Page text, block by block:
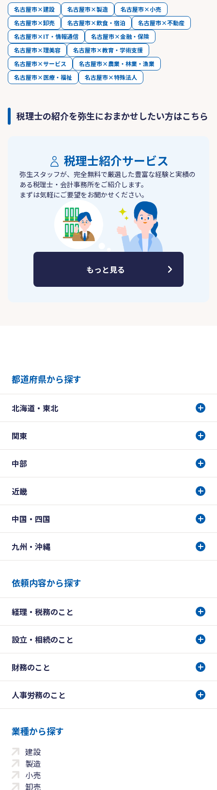
名古屋市×建設 名古屋市×製造
名古屋市×小売
名古屋市×卸売
名古屋市×飲食・宿泊
名古屋市×不動産
名古屋市×IT・情報通信
名古屋市×金融・保険
名古屋市×理美容
名古屋市×教育・学術支援
名古屋市×サービス
名古屋市×農業・林業・漁業
名古屋市×医療・福祉
名古屋市×特殊法人
税理士の紹介を弥生におまかせしたい方はこちら
税理士紹介サービス
弥生スタッフが、完全無料で厳選した豊富な経験と実績の
ある税理士・会計事務所をご紹介します。
まずは気軽にご要望をお聞かせください。
もっと見る
都道府県から探す
北海道・東北
関東
中部
近畿
中国・四国
九州・沖縄
依頼内容から探す
経理・税務のこと
設立・相続のこと
財務のこと
人事労務のこと
業種から探す
建設
製造
小売
卸売